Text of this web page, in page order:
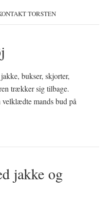
TORSTEN
bukser, skjorter,
trækker sig tilbage.
mands bud på
jakke og